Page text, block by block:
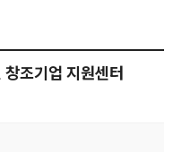
조기업 지원센터